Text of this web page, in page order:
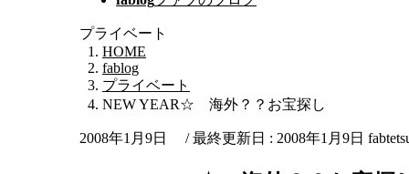
プライベート
HOME
fablog
プライベート
NEW YEAR☆ 海外？？お宝探し
2008年1月9日 / 最終更新日 : 2008年1月9日